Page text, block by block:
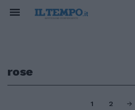
rose
1 2